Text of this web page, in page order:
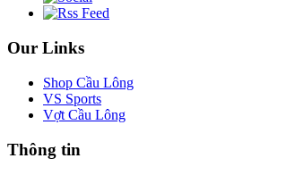
Our Links
Shop Cầu Lông
VS Sports
Vợt Cầu Lông
Thông tin